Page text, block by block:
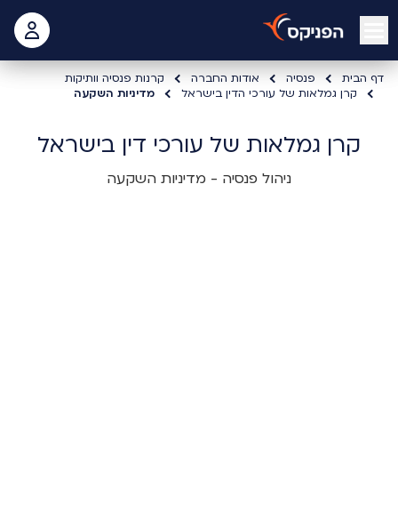
open mobile menu
דף הבית פנסיה אודות החברה
קרנות פנסיה וותיקות
קרן גמלאות של עורכי הדין בישראל
מדיניות השקעה
קרן גמלאות של עורכי דין בישראל
ניהול פנסיה - מדיניות השקעה